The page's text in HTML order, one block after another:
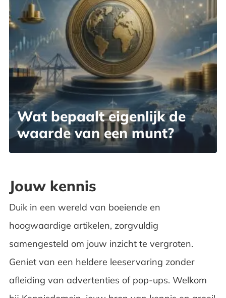
Wat bepaalt eigenlijk de
waarde van een munt?
Jouw kennis
Duik in een wereld van boeiende en
hoogwaardige artikelen, zorgvuldig
samengesteld om jouw inzicht te vergroten.
Geniet van een heldere leeservaring zonder
afleiding van advertenties of pop-ups. Welkom